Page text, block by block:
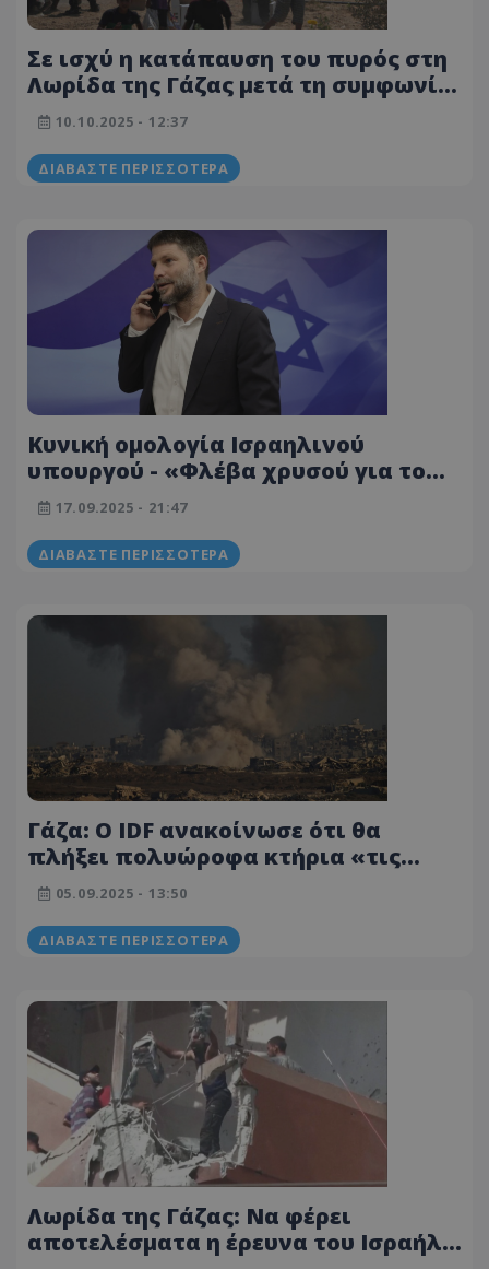
Σε ισχύ η κατάπαυση του πυρός στη
Λωρίδα της Γάζας μετά τη συμφωνία
Ισραήλ και Χαμάς
10.10.2025 - 12:37
ΔΙΑΒΆΣΤΕ ΠΕΡΙΣΣΌΤΕΡΑ
Κυνική ομολογία Ισραηλινού
υπουργού - «Φλέβα χρυσού για το
real estate» η Λωρίδα της Γάζας
17.09.2025 - 21:47
ΔΙΑΒΆΣΤΕ ΠΕΡΙΣΣΌΤΕΡΑ
Γάζα: Ο IDF ανακοίνωσε ότι θα
πλήξει πολυώροφα κτήρια «τις
επόμενες ημέρες» – 19 νεκροί από
ισραηλινά αεροπορικά χτυπήματα
05.09.2025 - 13:50
ΔΙΑΒΆΣΤΕ ΠΕΡΙΣΣΌΤΕΡΑ
Λωρίδα της Γάζας: Να φέρει
αποτελέσματα η έρευνα του Ισραήλ